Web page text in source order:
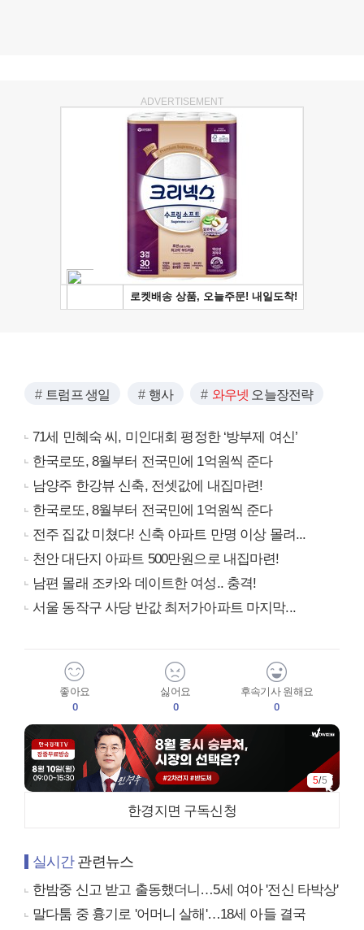
ADVERTISEMENT
트럼프 생일 행사 와우넷 오늘장전략
71세 민혜숙 씨, 미인대회 평정한 ‘방부제 여신’
한국로또, 8월부터 전국민에 1억원씩 준다
남양주 한강뷰 신축, 전셋값에 내집마련!
한국로또, 8월부터 전국민에 1억원씩 준다
전주 집값 미쳤다! 신축 아파트 만명 이상 몰려...
천안 대단지 아파트 500만원으로 내집마련!
남편 몰래 조카와 데이트한 여성.. 충격!
서울 동작구 사당 반값 최저가아파트 마지막...
좋아요
0
싫어요
0
후속기사 원해요
0
5/5
한경지면 구독신청
실시간관련뉴스
한밤중 신고 받고 출동했더니…5세 여아 '전신 타박상'
말다툼 중 흉기로 '어머니 살해'…18세 아들 결국